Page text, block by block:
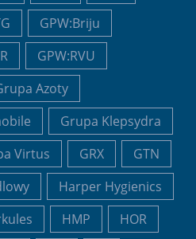
GPW:Briju
GPW:RVU
Azoty
Grupa Klepsydra
Virtus GRX
GTN
Harper Hygienics
HMP
HOR